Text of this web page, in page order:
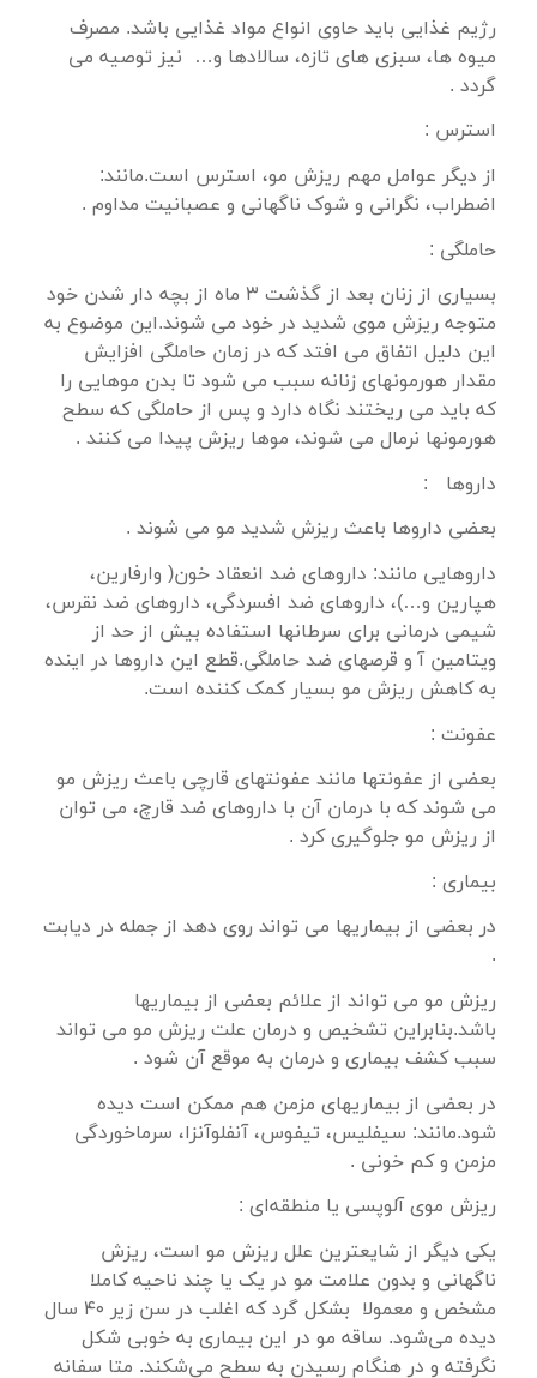
رژیم غذایی باید حاوی انواع مواد غذایی باشد. مصرف
میوه ها، سبزی های تازه، سالادها و… نیز توصیه می
گردد .
استرس :
از دیگر عوامل مهم ریزش مو، استرس است.مانند:
اضطراب، نگرانی و شوک ناگهانی و عصبانیت مداوم .
حاملگی :
بسیاری از زنان بعد از گذشت ۳ ماه از بچه دار شدن خود
متوجه ریزش موی شدید در خود می شوند.این موضوع به
این دلیل اتفاق می افتد که در زمان حاملگی افزایش
مقدار هورمونهای زنانه سبب می شود تا بدن موهایی را
که باید می ریختند نگاه دارد و پس از حاملگی که سطح
هورمونها نرمال می شوند، موها ریزش پیدا می کنند .
داروها :
بعضی داروها باعث ریزش شدید مو می شوند .
داروهایی مانند: داروهای ضد انعقاد خون( وارفارین،
هپارین و…)، داروهای ضد افسردگی، داروهای ضد نقرس،
شیمی درمانی برای سرطانها استفاده بیش از حد از
ویتامین آ و قرصهای ضد حاملگی.قطع این داروها در اینده
به کاهش ریزش مو بسیار کمک کننده است.
عفونت :
بعضی از عفونتها مانند عفونتهای قارچی باعث ریزش مو
می شوند که با درمان آن با داروهای ضد قارچ، می توان
از ریزش مو جلوگیری کرد .
بیماری :
در بعضی از بیماریها می تواند روی دهد از جمله در دیابت
.
ریزش مو می تواند از علائم بعضی از بیماریها
باشد.بنابراین تشخیص و درمان علت ریزش مو می تواند
سبب کشف بیماری و درمان به موقع آن شود .
در بعضی از بیماریهای مزمن هم ممکن است دیده
شود.مانند: سیفلیس، تیفوس، آنفلوآنزا، سرماخوردگی
مزمن و کم خونی .
ریزش موی آلوپسی یا منطقه‌ای :
یکی دیگر از شایعترین علل ریزش مو است، ریزش
ناگهانی و بدون علامت مو در یک یا چند ناحیه کاملا
مشخص و معمولا بشکل گرد که اغلب در سن زیر ۴۰ سال
دیده می‌شود. ساقه مو در این بیماری به خوبی شکل
نگرفته و در هنگام رسیدن به سطح می‌شکند. متا سفانه